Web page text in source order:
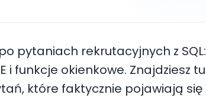
pytaniach rekrutacyjnych z SQL:
i funkcje okienkowe. Znajdziesz tu
które faktycznie pojawiają się